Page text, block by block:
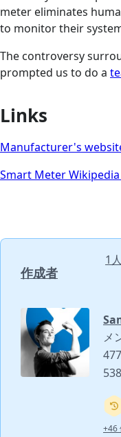
meter eliminates
to monitor their
The controversy
prompted us to do a
Links
Manufacturer's
Smart Meter
作成者
1
メ
+46